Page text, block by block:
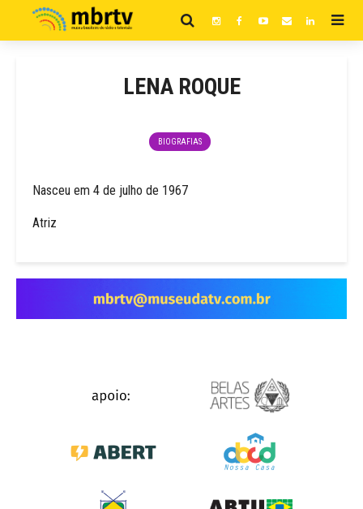
LENA ROQUE
BIOGRAFIAS
Nasceu em 4 de julho de 1967
Atriz